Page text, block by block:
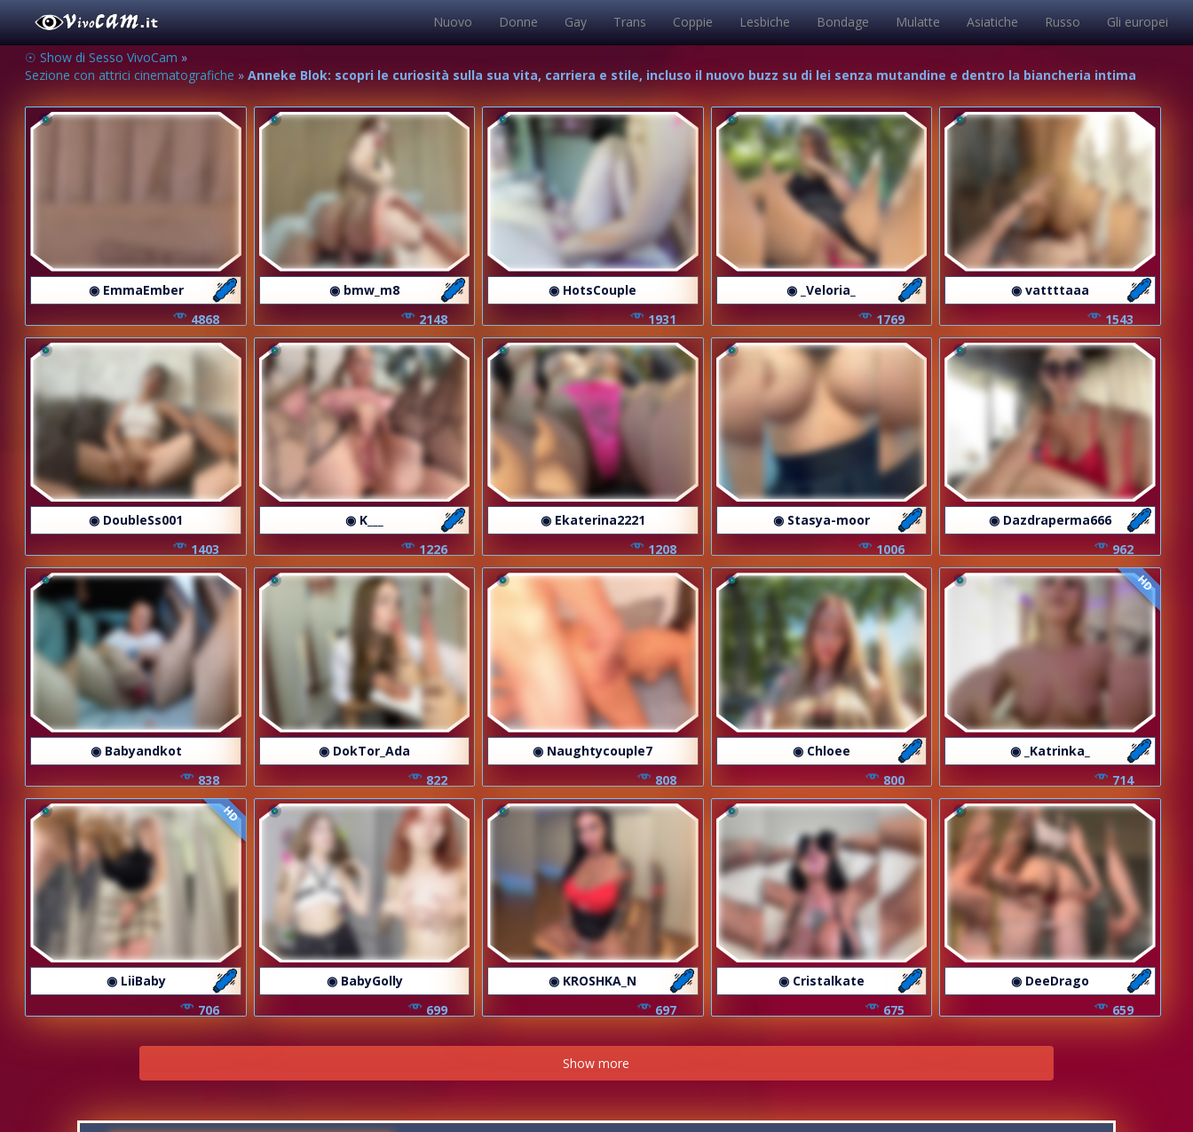
Nuovo Donne Gay Trans Coppie Lesbiche Bondage Mulatte Asiatiche Russo Gli europei
☉ Show di Sesso VivoCam »
Sezione con attrici cinematografiche »Anneke Blok: scopri le curiosità sulla sua vita, carriera e stile, incluso il nuovo buzz su di lei senza mutandine e dentro la biancheria intima
◉ EmmaEmber
4868
◉ bmw_m8
2148
◉ HotsCouple
1931
◉ _Veloria_
1769
◉ vattttaaa
1543
◉ DoubleSs001
1403
◉ K___
1226
◉ Ekaterina2221
1208
◉ Stasya-moor
1006
◉ Dazdraperma666
962
◉ Babyandkot
838
◉ DokTor_Ada
822
◉ Naughtycouple7
808
◉ Chloee
800
HD
◉ _Katrinka_
714
HD
◉ LiiBaby
706
◉ BabyGolly
699
◉ KROSHKA_N
697
◉ Cristalkate
675
◉ DeeDrago
659
Show more